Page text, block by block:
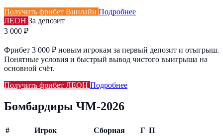
Получить фрибет Винлайн Подробнее
ЛЕОН За депозит
3 000 ₽
Фрибет 3 000 ₽ новым игрокам за первый депозит и отыгрыш.
Понятные условия и быстрый вывод чистого выигрыша на
основной счёт.
Получить фрибет ЛЕОН Подробнее
Бомбардиры ЧМ-2026
# Игрок Сборная Г П